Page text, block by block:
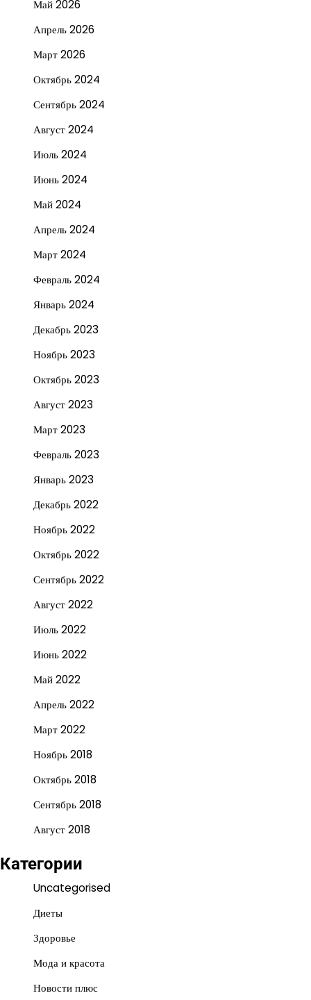
Май 2026
Апрель 2026
Март 2026
Октябрь 2024
Сентябрь 2024
Август 2024
Июль 2024
Июнь 2024
Май 2024
Апрель 2024
Март 2024
Февраль 2024
Январь 2024
Декабрь 2023
Ноябрь 2023
Октябрь 2023
Август 2023
Март 2023
Февраль 2023
Январь 2023
Декабрь 2022
Ноябрь 2022
Октябрь 2022
Сентябрь 2022
Август 2022
Июль 2022
Июнь 2022
Май 2022
Апрель 2022
Март 2022
Ноябрь 2018
Октябрь 2018
Сентябрь 2018
Август 2018
Категории
Uncategorised
Диеты
Здоровье
Мода и красота
Новости плюс